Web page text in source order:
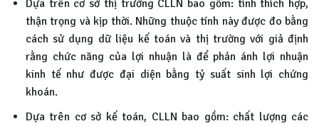
Dựa trên cơ sở thị trường CLLN bao gồm: tính thích hợp,
thận trọng và kịp thời. Những thuộc tính này được đo bằng
cách sử dụng dữ liệu kế toán và thị trường với giả định
rằng chức năng của lợi nhuận là để phản ánh lợi nhuận
kinh tế như được đại diện bằng tỷ suất sinh lợi chứng
khoán.
Dựa trên cơ sở kế toán, CLLN bao gồm: chất lượng các